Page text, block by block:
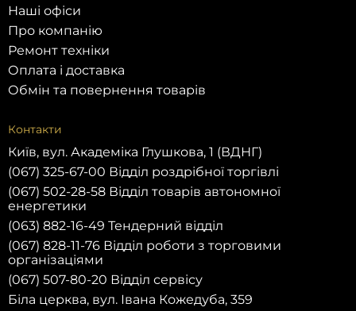
Наші офіси
Про компанію
Ремонт техніки
Оплата і доставка
Обмін та повернення товарів
Контакти
Київ, вул. Академіка Глушкова, 1 (ВДНГ)
(067) 325-67-00 Відділ роздрібної торгівлі
(067) 502-28-58 Відділ товарів автономної
енергетики
(063) 882-16-49 Тендерний відділ
(067) 828-11-76 Відділ роботи з торговими
організаціями
(067) 507-80-20 Відділ сервісу
Біла церква, вул. Івана Кожедуба, 359